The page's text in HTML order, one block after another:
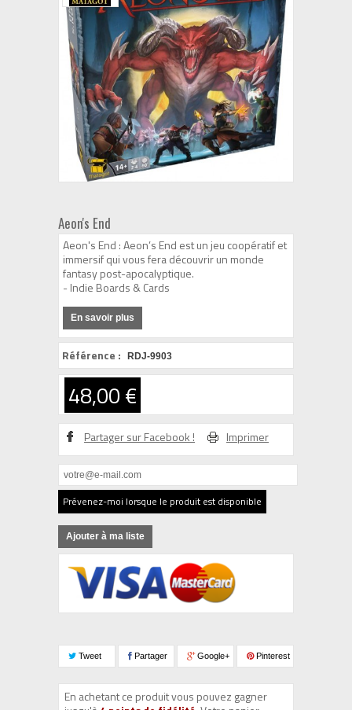
Aeon's End
Aeon's End : Aeon’s End est un jeu coopératif et
immersif qui vous fera découvrir un monde
fantasy post-apocalyptique.
- Indie Boards & Cards
En savoir plus
Référence : RDJ-9903
48,00 €
Partager sur Facebook ! Imprimer
Prévenez-moi lorsque le produit est disponible
Ajouter à ma liste
Tweet Partager Google+ Pinterest
En achetant ce produit vous pouvez gagner